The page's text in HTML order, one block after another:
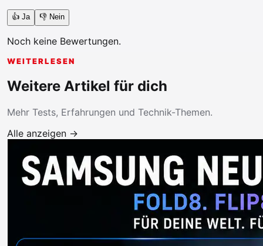
👍 Ja 👎 Nein
Noch keine Bewertungen.
WEITERLESEN
Weitere Artikel für dich
Mehr Tests, Erfahrungen und Technik-Themen.
Alle anzeigen →